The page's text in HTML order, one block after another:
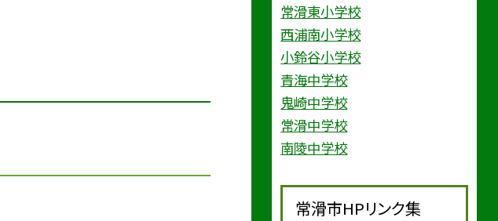
常滑東小学校
西浦南小学校
小鈴谷小学校
青海中学校
鬼崎中学校
常滑中学校
南陵中学校
常滑市HPリンク集